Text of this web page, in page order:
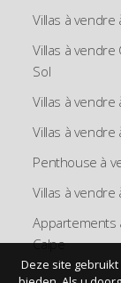
Villas à vendre
Villas à vendre
Sol
Villas à vendre
Villas à vendre
Penthouse à
Villas à vendre
Appartements
Calpe
Deze site